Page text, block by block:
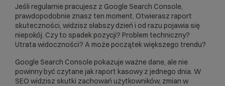
Jeśli regularnie pracujesz z Google Search Console,
prawdopodobnie znasz ten moment. Otwierasz raport
skuteczności, widzisz słabszy dzień i od razu pojawia się
niepokój. Czy to spadek pozycji? Problem techniczny?
Utrata widoczności? A może początek większego trendu?
Google Search Console pokazuje ważne dane, ale nie
powinny być czytane jak raport kasowy z jednego dnia. W
SEO widzisz skutki zachowań użytkowników, zmian w